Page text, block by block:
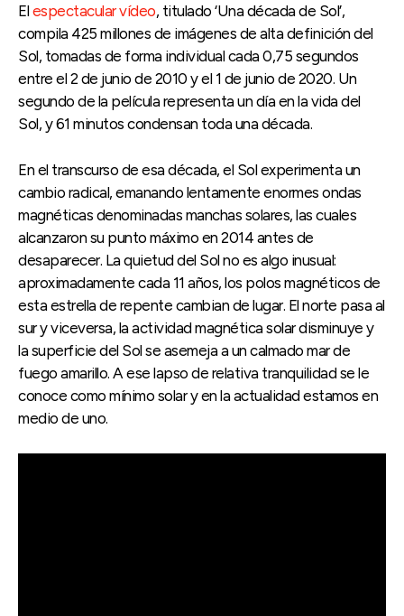
Elespectacular vídeo, titulado ‘Una década de Sol’,
compila 425 millones de imágenes de alta definición del
Sol, tomadas de forma individual cada 0,75 segundos
entre el 2 de junio de 2010 y el 1 de junio de 2020. Un
segundo de la película representa un día en la vida del
Sol, y 61 minutos condensan toda una década.
En el transcurso de esa década, el Sol experimenta un
cambio radical, emanando lentamente enormes ondas
magnéticas denominadas manchas solares, las cuales
alcanzaron su punto máximo en 2014 antes de
desaparecer. La quietud del Sol no es algo inusual:
aproximadamente cada 11 años, los polos magnéticos de
esta estrella de repente cambian de lugar. El norte pasa al
sur y viceversa, la actividad magnética solar disminuye y
la superficie del Sol se asemeja a un calmado mar de
fuego amarillo. A ese lapso de relativa tranquilidad se le
conoce como mínimo solar y en la actualidad estamos en
medio de uno.